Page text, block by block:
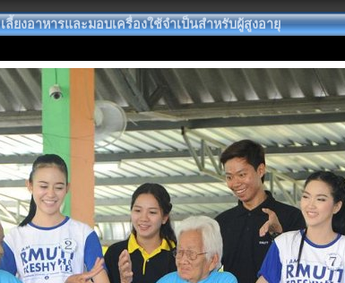
เลี้ยงอาหารและมอบเครื่องใช้จำเป็นสำหรับผู้สูงอายุ